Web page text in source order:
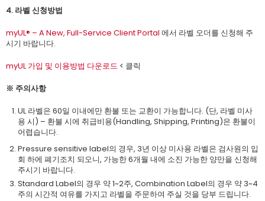
4. 라벨 신청방법
myUL® – A New, Full-Service Client Portal 에서 라벨 오더를 신청해 주
시기 바랍니다.
myUL 가입 및 이용방법 다운로드 < 클릭
※ 주의사항
UL 라벨은 60일 이내에만 환불 또는 교환이 가능합니다. (단, 라벨 미사
용 시) – 환불 시에 취급비용(Handling, Shipping, Printing)은 환불이
어렵습니다.
Pressure sensitive label의 경우, 3년 이상 미사용 라벨은 검사원의 입
회 하에 폐기조치 되오니, 가능한 6개월 내에 소진 가능한 양만을 신청해
주시기 바랍니다.
Standard Label의 경우 약 1~2주, Combination Label의 경우 약 3~4
주의 시간적 여유를 가지고 라벨을 주문하여 주실 것을 당부 드립니다.